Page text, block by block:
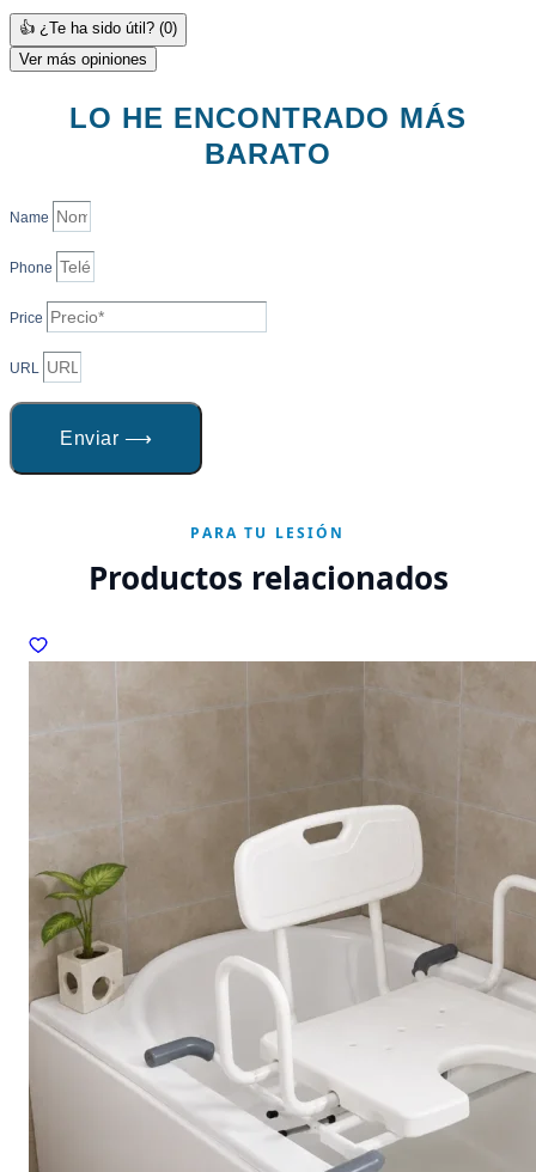
👍 ¿Te ha sido útil? (0)
Ver más opiniones
LO HE ENCONTRADO MÁS
BARATO
Name
Phone
Price
URL
Enviar ⟶
PARA TU LESIÓN
Productos relacionados